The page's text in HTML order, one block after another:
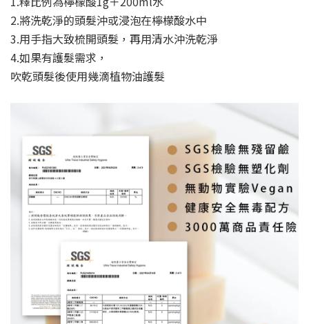
2.將洗乾淨的頭髮沖或浸泡在檸檬酸水中
3.用手指大致梳開頭髮，再用清水沖洗乾淨
4.如果有護髮需求，
吹乾頭髮後使用幾滴植物油護髮